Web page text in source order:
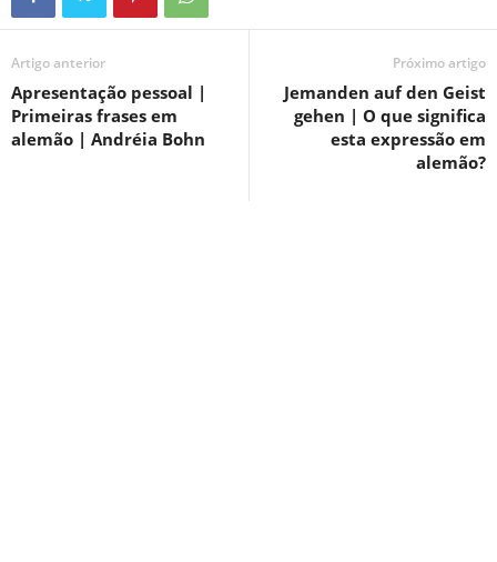
Artigo anterior
Apresentação pessoal |
Primeiras frases em
alemão | Andréia Bohn
Próximo artigo
Jemanden auf den Geist
gehen | O que significa
esta expressão em
alemão?